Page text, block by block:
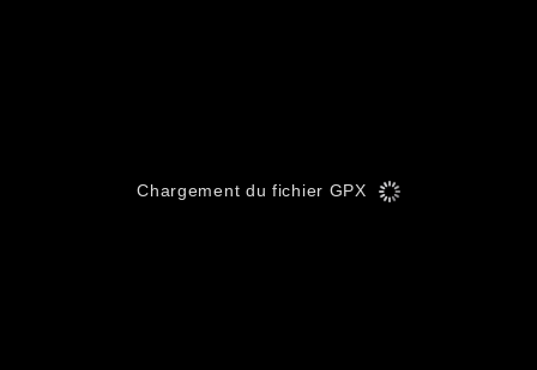
Chargement du fichier GPX